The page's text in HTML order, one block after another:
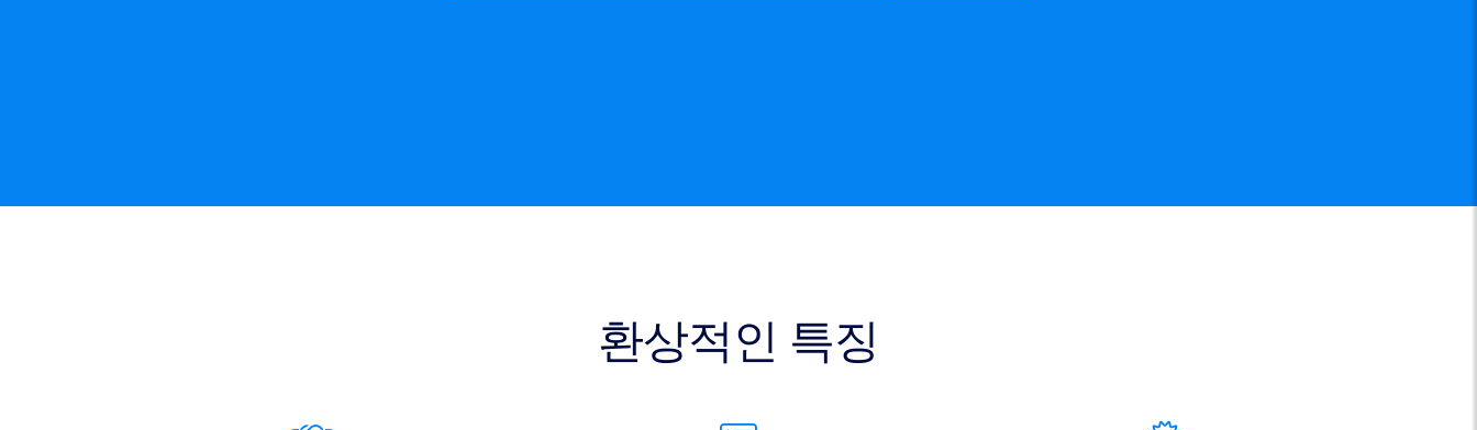
환상적인 특징